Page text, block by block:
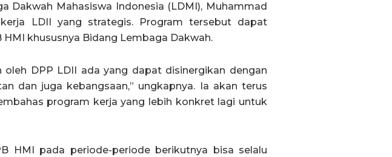
Dakwah Mahasiswa Indonesia (LDMI), Muhammad
LDII yang strategis. Program tersebut dapat
khususnya Bidang Lembaga Dakwah.
oleh DPP LDII ada yang dapat disinergikan dengan
dan juga kebangsaan,” ungkapnya. Ia akan terus
program kerja yang lebih konkret lagi untuk
HMI pada periode-periode berikutnya bisa selalu